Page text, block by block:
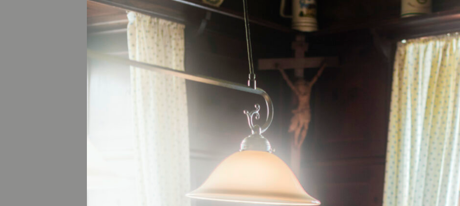
Das Philharmonie-Orchester verwandeltBad Reichenhall LA VOCE
einen Ort, der die menschliche Stimme feiert. Hier begegnen Sie Oper, Operette und
einer unvergleichlichen, emotionalen Atmosphäre. Neben Stadtführung und Konzerten
Besuchern auch die Möglichkeit, mitzumachen und im Chorworkshop die Freude an der
Stimme zu entdecken.
15.09.: 1300 JAHRE KORBINIAN
FREISING – GROSSER J
UBILÄUMSFESTUMZUG
In Höhepunkt imJubiläumsjahr
: Mit über 1.400 Teilnehmenden, festlich geschmückten